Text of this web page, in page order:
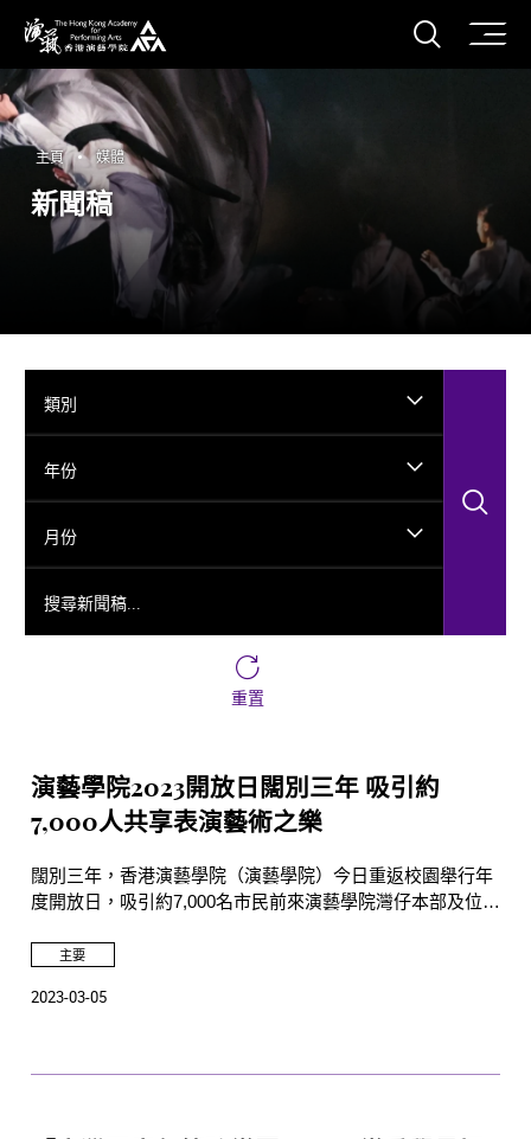
香港演藝學院
打開
主頁 媒體
新聞稿
類別
年份
月份
重置
演藝學院2023開放日闊別三年 吸引約
7,000人共享表演藝術之樂
闊別三年，香港演藝學院（演藝學院）今日重返校園舉行年
度開放日，吸引約7,000名市民前來演藝學院灣仔本部及位於
主要
2023-03-05